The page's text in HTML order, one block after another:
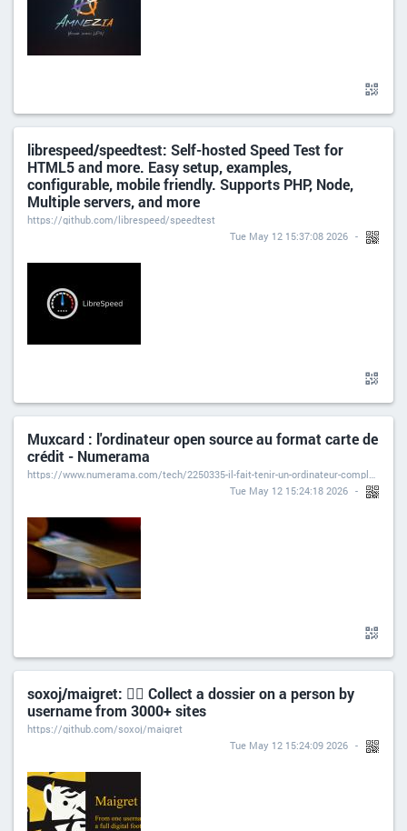
librespeed/speedtest: Self-hosted Speed Test for
HTML5 and more. Easy setup, examples,
configurable, mobile friendly. Supports PHP, Node,
Multiple servers, and more
https://github.com/librespeed/speedtest
Tue May 12 15:37:08 2026
Muxcard : l'ordinateur open source au format carte de
crédit - Numerama
https://www.numerama.com/tech/2250335-il-fait-tenir-un-ordinateur-complet-dans-une-carte-de-credit-de-1-mm.html
Tue May 12 15:24:18 2026
soxoj/maigret: 🕵️‍♂️ Collect a dossier on a person by
username from 3000+ sites
https://github.com/soxoj/maigret
Tue May 12 15:24:09 2026